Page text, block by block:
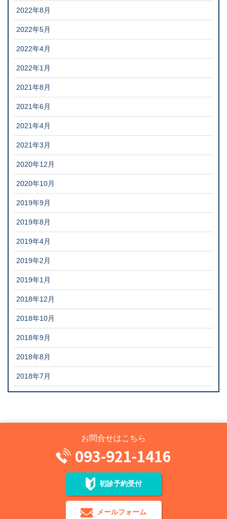
2022年8月
2022年5月
2022年4月
2022年1月
2021年8月
2021年6月
2021年4月
2021年3月
2020年12月
2020年10月
2019年9月
2019年8月
2019年4月
2019年2月
2019年1月
2018年12月
2018年10月
2018年9月
2018年8月
2018年7月
お問合せはこちら
093-921-1416
初診予約受付
メールフォーム